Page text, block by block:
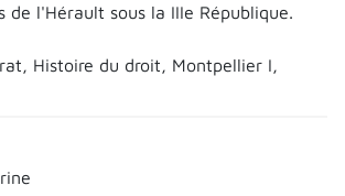
de l'Hérault sous la IIIe République.
Histoire du droit, Montpellier I,